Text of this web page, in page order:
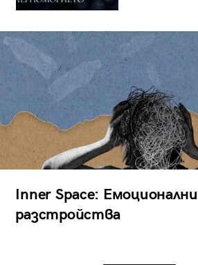
Inner Space: Емоционални
разстройства